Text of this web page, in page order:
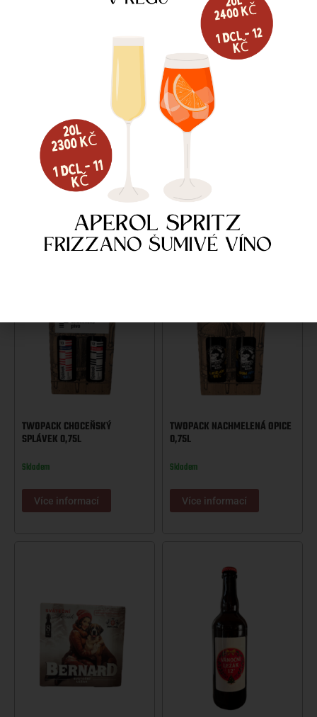
CHOCEŇSKÝ SPLÁVEK 12° 5L
450Kč
Skladem
Více informací
VÁNOČNÍ LEŽÁK 12° TWO PACK
290Kč
Skladem
TWOPACK CHOCEŇSKÝ
SPLÁVEK 0,75L
Skladem
Více informací
TWOPACK NACHMELENÁ OPICE
0,75L
Skladem
Více informací